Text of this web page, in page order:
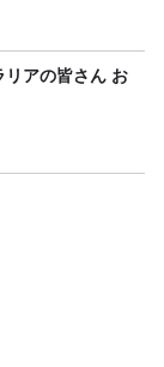
リアの皆さん お